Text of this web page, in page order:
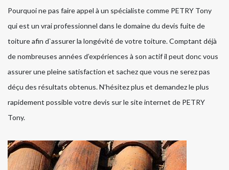
Pourquoi ne pas faire appel à un spécialiste comme PETRY Tony
qui est un vrai professionnel dans le domaine du devis fuite de
toiture afin d`assurer la longévité de votre toiture. Comptant déjà
de nombreuses années d’expériences à son actif il peut donc vous
assurer une pleine satisfaction et sachez que vous ne serez pas
déçu des résultats obtenus. N’hésitez plus et demandez le plus
rapidement possible votre devis sur le site internet de PETRY
Tony.